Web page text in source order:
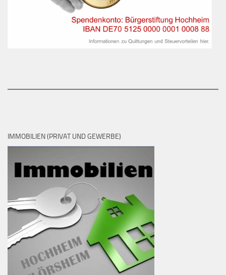
IMMOBILIEN (PRIVAT UND GEWERBE)